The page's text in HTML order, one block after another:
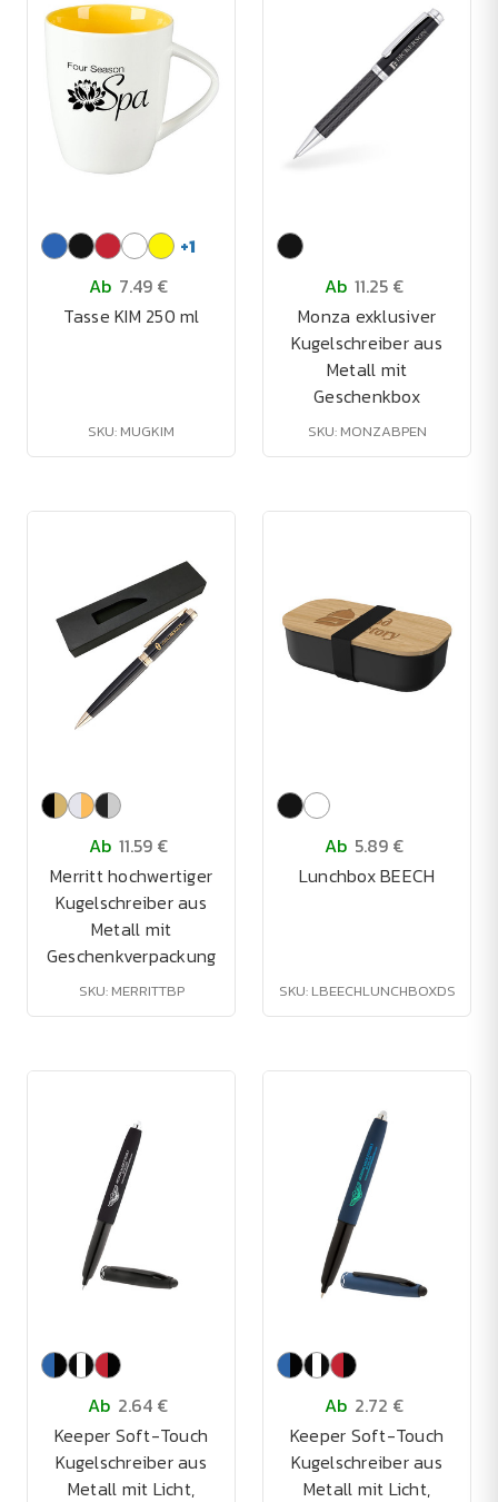
+1
Ab 7.49 €
Tasse KIM 250 ml
SKU: MUGKIM
Ab 11.25 €
Monza exklusiver
Kugelschreiber aus
Metall mit
Geschenkbox
SKU: MONZABPEN
Ab 11.59 €
Merritt hochwertiger
Kugelschreiber aus
Metall mit
Geschenkverpackung
SKU: MERRITTBP
Ab 5.89 €
Lunchbox BEECH
SKU: LBEECHLUNCHBOXDS
Ab 2.64 €
Keeper Soft-Touch
Kugelschreiber aus
Metall mit Licht,
Ab 2.72 €
Keeper Soft-Touch
Kugelschreiber aus
Metall mit Licht,